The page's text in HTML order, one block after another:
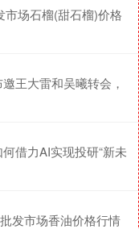
市场石榴(甜石榴)价格
王大雷和吴曦转会，
借力AI实现投研“新未
发市场香油价格行情